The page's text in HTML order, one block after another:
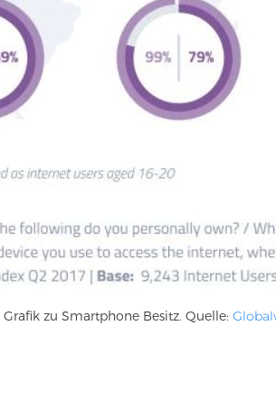
Grafik zu Smartphone Besitz. Quelle: